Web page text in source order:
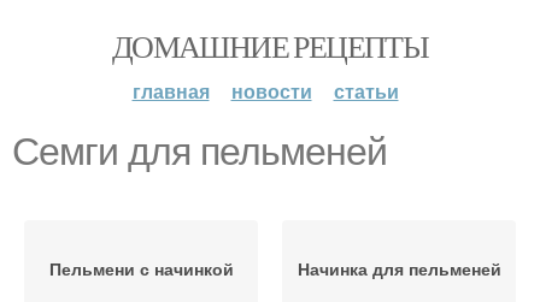
ДОМАШНИЕ РЕЦЕПТЫ
главная новости статьи
Семги для пельменей
Пельмени с начинкой Начинка для пельменей